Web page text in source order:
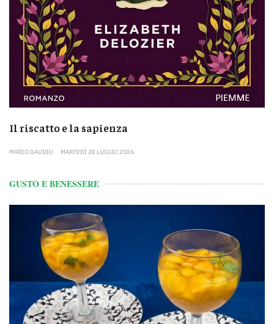
Il riscatto e la sapienza
MARIO GAUDIO MARTEDÌ 28 LUGLIO 2026
GUSTO E BENESSERE